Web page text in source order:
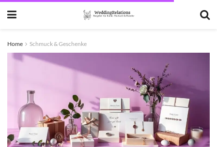
Home Schmuck & Geschenke